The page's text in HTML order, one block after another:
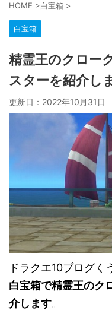
HOME >白宝箱 >
白宝箱
精霊王のクロー
スターを紹介し
更新日： 2022年10月31日
ドラクエ10ブログく
白宝箱で精霊王のク
介します。